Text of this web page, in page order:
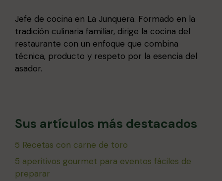
Jefe de cocina en La Junquera. Formado en la
tradición culinaria familiar, dirige la cocina del
restaurante con un enfoque que combina
técnica, producto y respeto por la esencia del
asador.
Sus artículos más destacados
5 Recetas con carne de toro
5 aperitivos gourmet para eventos fáciles de
preparar